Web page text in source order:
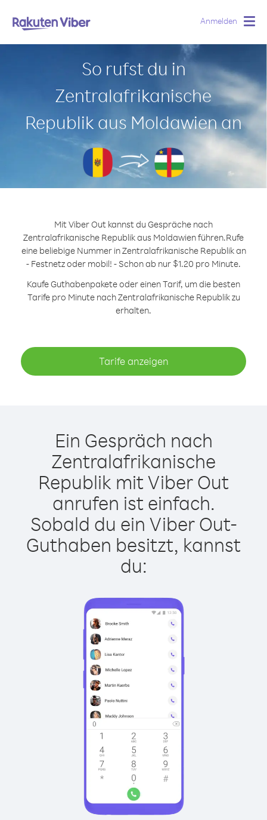
Anmelden
So rufst du in
Zentralafrikanische
Republik aus Moldawien an
Mit Viber Out kannst du Gespräche nach
Zentralafrikanische Republik aus Moldawien führen.Rufe
eine beliebige Nummer in Zentralafrikanische Republik an
- Festnetz oder mobil! - Schon ab nur $1.20 pro Minute.
Kaufe Guthabenpakete oder einen Tarif, um die besten
Tarife pro Minute nach Zentralafrikanische Republik zu
erhalten.
Tarife anzeigen
Ein Gespräch nach
Zentralafrikanische
Republik mit Viber Out
anrufen ist einfach.
Sobald du ein Viber Out-
Guthaben besitzt, kannst
du: